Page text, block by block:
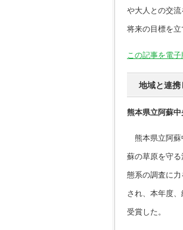
や大人との交
将来の目標を立
この記事を電
地域と連
熊本県立阿蘇中
熊本県立阿蘇
蘇の草原を守
態系の調査に
され、本年度
受賞した。